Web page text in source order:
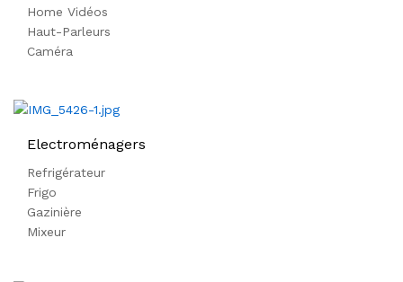
Home Vidéos
Haut-Parleurs
Caméra
Electroménagers
Refrigérateur
Frigo
Gazinière
Mixeur